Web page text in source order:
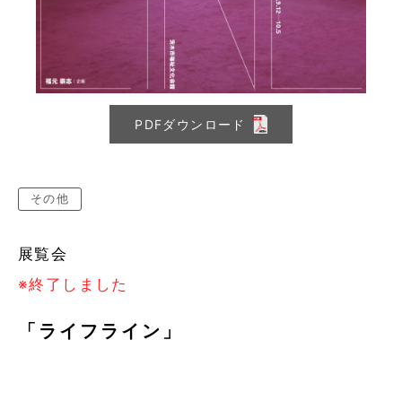
PDFダウンロード
その他
展覧会
※終了しました
「ライフライン」